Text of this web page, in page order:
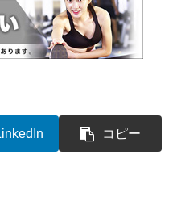
コピー